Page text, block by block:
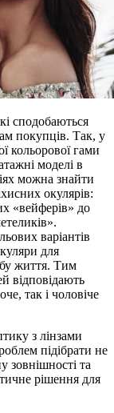
сподобаються
покупців. Так, у
кольорової гами
моделі в
можна знайти
окулярів:
«вейферів» до
варіантів
для
життя. Тим
відповідають
так і чоловіче
з лінзами
підібрати не
зовнішності та
рішення для